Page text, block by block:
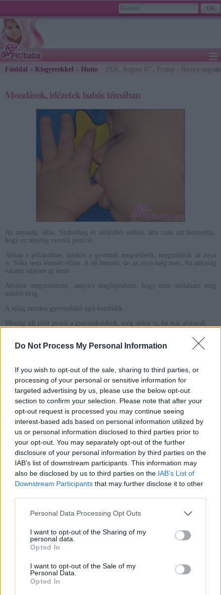
Do Not Process My Personal Information
If you wish to opt-out of the sale, sharing to third parties, or
processing of your personal or sensitive information for
targeted advertising by us, please use the below opt-out
section to confirm your selection. Please note that after your
opt-out request is processed you may continue seeing
interest-based ads based on personal information utilized by
us or personal information disclosed to third parties prior to
your opt-out. You may separately opt-out of the further
disclosure of your personal information by third parties on the
IAB’s list of downstream participants. This information may
also be disclosed by us to third parties on the IAB’s List of
Downstream Participants that may further disclose it to other
Personal Data Processing Opt Outs
I want to opt-out of the Sharing of my
personal data.
Opted In
I want to opt-out of the Sale of my
Personal Data.
Opted In
≡
Főoldal » Kisgyerekkel » Humoros, érdekes» Mondások, idézetek
2026. August 07., Friday - Ibolya napja
Mondások, idézetek babás témában
Az anyaság: állás. Szabadság és túlórabér nélkül, ami csak azt bizonyítja,
hogy ez tényleg vezetői pozíció.
Abban a pillanatban, amikor a gyermek megszületik, megszületik az anya
is. Soha nem létezett előtte. A nő létezett, de az anya még nem. Az anyaság
valami teljesen új érzés.
Amikor megszülettem, annyira meglepődtem, hogy nem szólaltam meg
másfél évig.
A világ minden gyermekkel újra kezdődik…
Mindig adj jóéjt puszit a gyermekeidnek, még akkor is, ha már alszanak.
Sosem értettem, miért szopják a babák az ujjukat. Aztán megkóstoltam a
bébiételt.
Most hat gyermekem van, és nincs egyetlen elméletem sem.
Amikor megszülettem, annyira meglepődtem, hogy nem szólaltam meg
másfél évig.
Csak a szülői értekezleten tudtam meg, hogy nincs is gyerekem.
A baba a szerelmet erősebbé, a nappalt rövidebbé, az éjszakát hosszabbá, a
pénztárcát kisebbé, az otthont boldogabbá, a ruhát gyűröttebbé, a múltat
semmissé és a jövőt tartalmasabbá teszi.
A kisbaba olyan, mint a Nescafe. Könnyű megcsinálni és egész éjjel ébren
tart.
Amennyiben a gyermeked gyönyörű és tökéletes, soha nem sír vagy
lármázik, terv szerint elalszik és kérésre böffent, mindig egy kisangyal –,
akkor te csak a nagymama lehetsz.
Nem tudom, miért mondják, hogy gyermeked van, amikor te vagy a
Az idegbaj öröklődő betegség. Én is a gyerekektől kaptam.
gyerek. Ezek szerint ott volt a falu apraja nagyja?
Legyél kedves a gyerekeidhez, mert Ők választják ki neked a szociális